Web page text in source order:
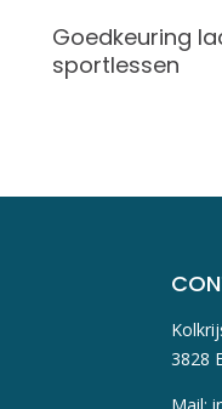
Goedkeuring
sportlessen
3828